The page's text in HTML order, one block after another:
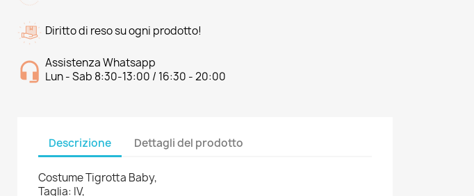
Diritto di reso su ogni prodotto!
Assistenza Whatsapp
Lun - Sab 8:30-13:00 / 16:30 - 20:00
Descrizione Dettagli del prodotto
Costume Tigrotta Baby,
Taglia: IV,